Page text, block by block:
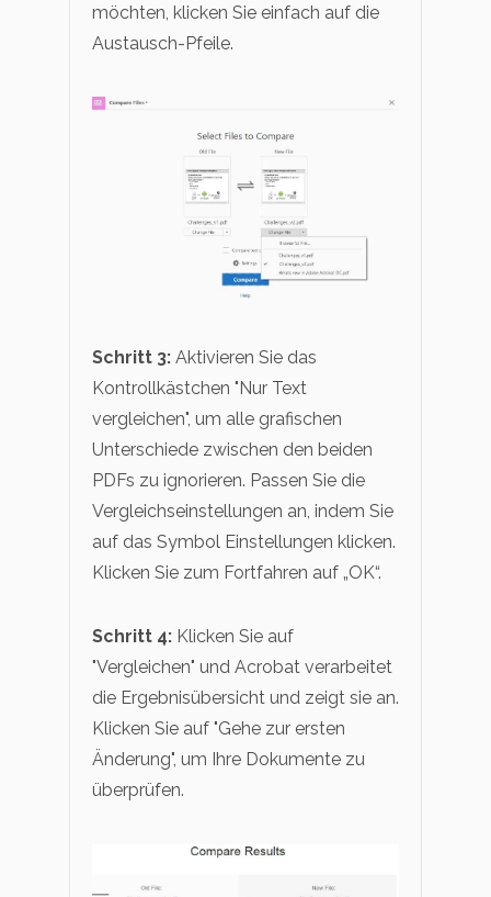
möchten, klicken Sie einfach auf die
Austausch-Pfeile.
Schritt 3: Aktivieren Sie das
Kontrollkästchen "Nur Text
vergleichen", um alle grafischen
Unterschiede zwischen den beiden
PDFs zu ignorieren. Passen Sie die
Vergleichseinstellungen an, indem Sie
auf das Symbol Einstellungen klicken.
Klicken Sie zum Fortfahren auf „OK“.
Schritt 4: Klicken Sie auf
"Vergleichen" und Acrobat verarbeitet
die Ergebnisübersicht und zeigt sie an.
Klicken Sie auf "Gehe zur ersten
Änderung", um Ihre Dokumente zu
überprüfen.